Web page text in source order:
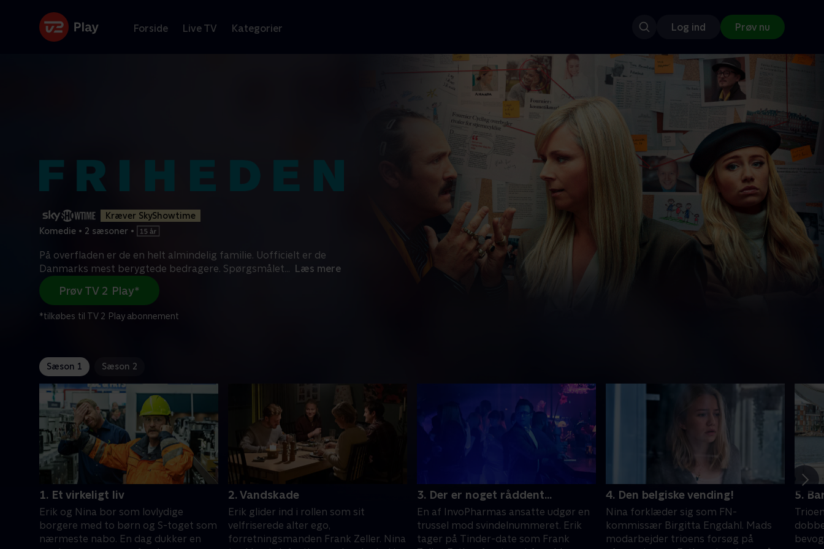
Forside Live TV Kategorier Log ind Prøv nu
Kræver SkyShowtime
Komedie • 2 sæsoner •
På overfladen er de en helt almindelig familie. Uofficielt er de
Danmarks mest berygtede bedragere. Spørgsmålet... Læs mere
Prøv TV 2 Play*
*tilkøbes til TV 2 Play abonnement
Sæson 1 Sæson 2
1. Et virkeligt liv
Erik og Nina bor som lovlydige
borgere med to børn og S-toget som
nærmeste nabo. En dag dukker en
2. Vandskade
Erik glider ind i rollen som sit
velfriserede alter ego,
forretningsmanden Frank Zeller. Nina
3. Der er noget råddent...
En af InvoPharmas ansatte udgør en
trussel mod svindelnummeret. Erik
tager på Tinder-date som Frank
4. Den belgiske vending!
Nina forklæder sig som FN-
kommissær Birgitta Engdahl. Mads
modarbejder trioens forsøg på
5.